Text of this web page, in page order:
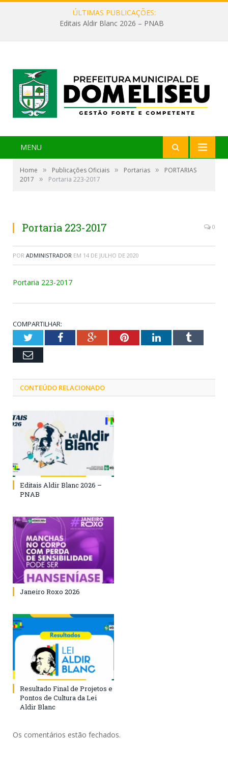
ÚLTIMAS PUBLICAÇÕES:
Editais Aldir Blanc 2026 – PNAB
MENU
Home » Publicações Oficiais » Portarias »
PORTARIAS
2017
» Portaria 223-2017
Portaria 223-2017 0
POR ADMINISTRADOR EM 14 DE JULHO DE 2020
Portaria 223-2017
COMPARTILHAR:
TwitterFacebookGoogle+PinterestLinkedInTumblr
Email
CONTEÚDO RELACIONADO
Editais Aldir Blanc 2026 –
PNAB
Janeiro Roxo 2026
Resultado Final de Projetos e
Pontos de Cultura da Lei
Aldir Blanc
Os comentários estão fechados.